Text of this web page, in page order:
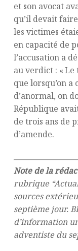
et son avocat
qu’il devait
les victimes
en capacité de
l’accusation a
au verdict : «
que lorsqu’on a
d’anormal, on
République
de trois ans de
d’amende.
Note de la
rubrique
sources
septième jour.
d’information
adventiste du